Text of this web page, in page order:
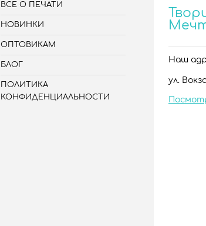
ВСЕ О ПЕЧАТИ
НОВИНКИ
ОПТОВИКАМ
БЛОГ
ПОЛИТИКА
КОНФИДЕНЦИАЛЬНОСТИ
Наш
ул.